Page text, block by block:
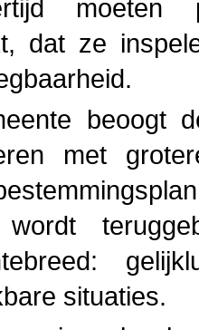
moeten
dat ze
beoogt
met
wordt
situaties.